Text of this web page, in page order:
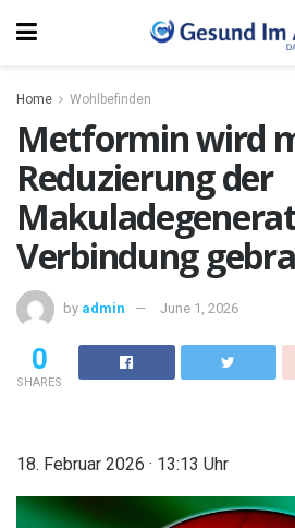
Home Wohlbefinden
Metformin wird
Reduzierung der
Verbindung
by admin June 1, 2026
0
SHARES
18. Februar 2026 · 13:13 Uhr